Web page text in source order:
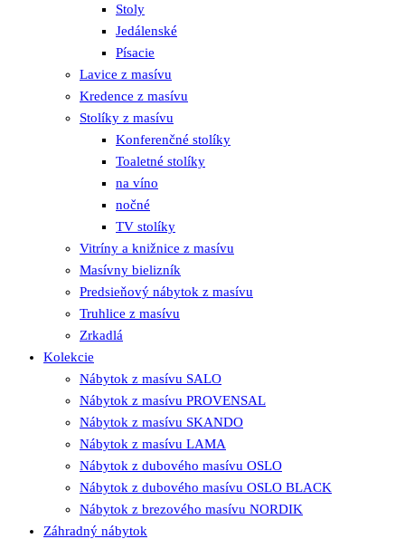
Stoly
Jedálenské
Písacie
Lavice z masívu
Kredence z masívu
Stolíky z masívu
Konferenčné stolíky
Toaletné stolíky
na víno
nočné
TV stolíky
Vitríny a knižnice z masívu
Masívny bielizník
Predsieňový nábytok z masívu
Truhlice z masívu
Zrkadlá
Kolekcie
Nábytok z masívu SALO
Nábytok z masívu PROVENSAL
Nábytok z masívu SKANDO
Nábytok z masívu LAMA
Nábytok z dubového masívu OSLO
Nábytok z dubového masívu OSLO BLACK
Nábytok z brezového masívu NORDIK
Záhradný nábytok